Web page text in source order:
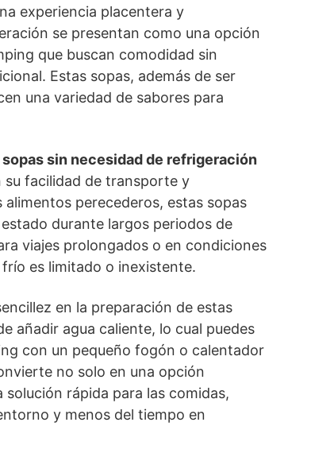
experiencia placentera y
se presentan como una opción
que buscan comodidad sin
Estas sopas, además de ser
una variedad de sabores para
sopas sin necesidad de refrigeración
su facilidad de transporte y
perecederos, estas sopas
durante largos periodos de
viajes prolongados o en condiciones
es limitado o inexistente.
en la preparación de estas
añadir agua caliente, lo cual puedes
con un pequeño fogón o calentador
no solo en una opción
rápida para las comidas,
y menos del tiempo en